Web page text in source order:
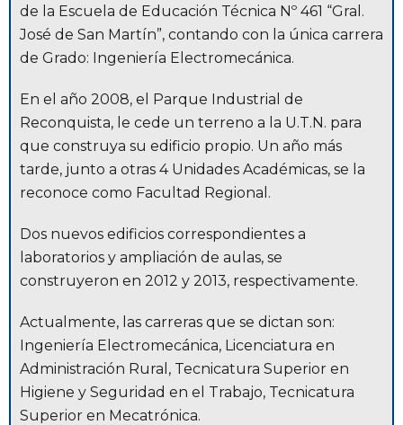
de la Escuela de Educación Técnica Nº 461 “Gral.
José de San Martín”, contando con la única carrera
de Grado: Ingeniería Electromecánica.
En el año 2008, el Parque Industrial de
Reconquista, le cede un terreno a la U.T.N. para
que construya su edificio propio. Un año más
tarde, junto a otras 4 Unidades Académicas, se la
reconoce como Facultad Regional.
Dos nuevos edificios correspondientes a
laboratorios y ampliación de aulas, se
construyeron en 2012 y 2013, respectivamente.
Actualmente, las carreras que se dictan son:
Ingeniería Electromecánica, Licenciatura en
Administración Rural, Tecnicatura Superior en
Higiene y Seguridad en el Trabajo, Tecnicatura
Superior en Mecatrónica.